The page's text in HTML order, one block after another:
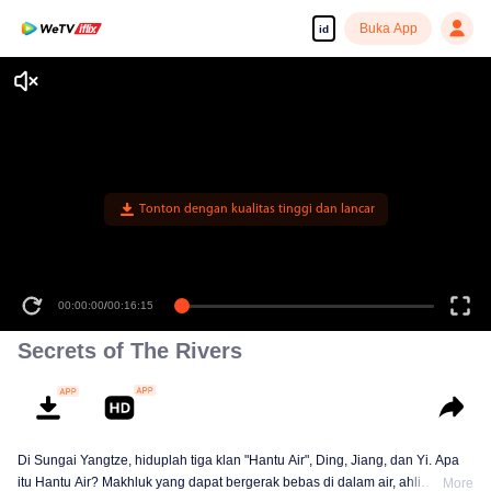
id Buka App
Tonton dengan kualitas tinggi dan lancar
00:00:00/00:16:15
Secrets of The Rivers
Di Sungai Yangtze, hiduplah tiga klan "Hantu Air", Ding, Jiang, dan Yi. Apa
itu Hantu Air? Makhluk yang dapat bergerak bebas di dalam air, ahli
More